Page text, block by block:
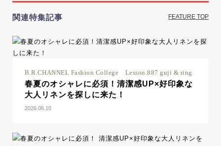
関連特集記事 FEATURE TOP
B.R.CHANNEL Fashion College Lesson.887 guji & ring
春夏のオシャレに必須！清潔感UP×好印象な
大人リネンを探しに来た！
2026.06.10